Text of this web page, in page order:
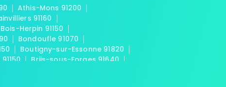
Athis-Mons 91200
91160
Bois-Herpin 91150
Bondoufle 91070
Boutigny-sur-Essonne 91820
Briis-sous-Forges 91640